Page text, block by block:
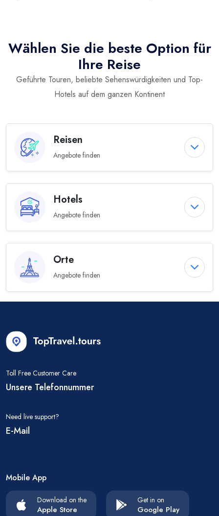
Wählen Sie die beste Option für
Ihre Reise
Geführte Touren, beliebte Sehenswürdigkeiten und Top-
Hotels auf dem ganzen Kontinent
Reisen
Angebote finden
Hotels
Angebote finden
Orte
Angebote finden
Toll Free Customer Care
Unsere Telefonnummer
Need live support?
E-Mail
Mobile App
Download on the
Apple Store
Get in on
Google Play